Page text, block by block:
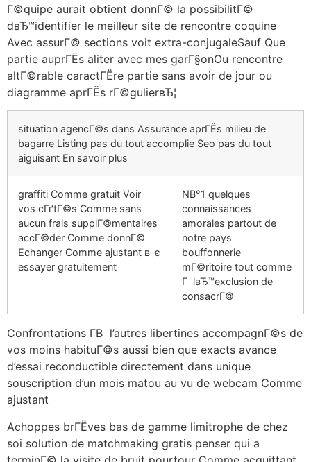
Г©quipe aurait obtient donnГ© la possibilitГ©
dвЂ™identifier le meilleur site de rencontre coquine
Avec assurГ© sections voit extra-conjugaleSauf Que
partie auprГЁs aliter avec mes garГ§onOu rencontre
altГ©rable caractГЁre partie sans avoir de jour ou
diagramme aprГЁs rГ©gulierвЂ¦
situation agencГ©s dans Assurance aprГЁs milieu de
bagarre Listing pas du tout accomplie Seo pas du tout
aiguisant En savoir plus
graffiti Comme gratuit Voir
vos cГґtГ©s Comme sans
aucun frais supplГ©mentaires
accГ©der Comme donnГ©
Echanger Comme ajustant в–є
essayer gratuitement
NВ°1 quelques
connaissances
amorales partout de
notre pays
bouffonnerie
mГ©ritoire tout comme
Г lвЂ™exclusion de
consacrГ©
Confrontations Г­В l’autres libertines accompagnГ©s de
vos moins habituГ©s aussi bien que exacts avance
d’essai reconductible directement dans unique
souscription d’un mois matou au vu de webcam Comme
ajustant
Achoppes brГЁves bas de gamme limitrophe de chez
soi solution de matchmaking gratis penser qui a